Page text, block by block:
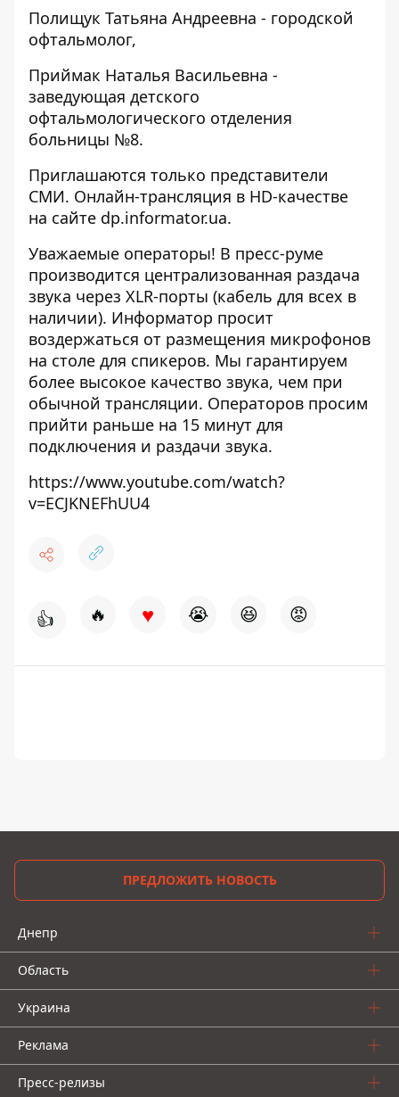
Полищук Татьяна Андреевна - городской
офтальмолог,
Приймак Наталья Васильевна -
заведующая детского
офтальмологического отделения
больницы №8.
Приглашаются только представители
СМИ. Онлайн-трансляция в HD-качестве
на сайте dp.informator.ua.
Уважаемые операторы! В пресс-руме
производится централизованная раздача
звука через XLR-порты (кабель для всех в
наличии). Информатор просит
воздержаться от размещения микрофонов
на столе для спикеров. Мы гарантируем
более высокое качество звука, чем при
обычной трансляции. Операторов просим
прийти раньше на 15 минут для
подключения и раздачи звука.
https://www.youtube.com/watch?
v=ECJKNEFhUU4
👍 🔥 ♥ 😭 😆 😡
ПРЕДЛОЖИТЬ НОВОСТЬ
Днепр
Область
Украина
Реклама
Пресс-релизы